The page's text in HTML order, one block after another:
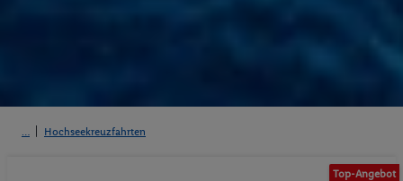
Hochseekreuzfahrten
Top-Angebot